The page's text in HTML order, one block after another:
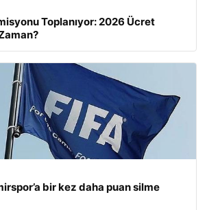
Toplanıyor: 2026 Ücret
bir kez daha puan silme